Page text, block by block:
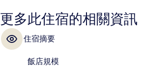
更多此住宿的相關資訊
住宿摘要
飯店規模